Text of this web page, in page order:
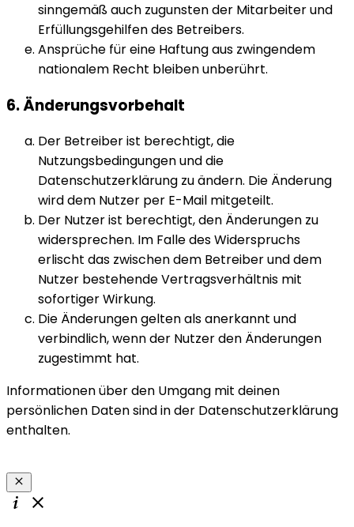
sinngemäß auch zugunsten der Mitarbeiter und
Erfüllungsgehilfen des Betreibers.
Ansprüche für eine Haftung aus zwingendem
nationalem Recht bleiben unberührt.
6. Änderungsvorbehalt
Der Betreiber ist berechtigt, die
Nutzungsbedingungen und die
Datenschutzerklärung zu ändern. Die Änderung
wird dem Nutzer per E-Mail mitgeteilt.
Der Nutzer ist berechtigt, den Änderungen zu
widersprechen. Im Falle des Widerspruchs
erlischt das zwischen dem Betreiber und dem
Nutzer bestehende Vertragsverhältnis mit
sofortiger Wirkung.
Die Änderungen gelten als anerkannt und
verbindlich, wenn der Nutzer den Änderungen
zugestimmt hat.
Informationen über den Umgang mit deinen
persönlichen Daten sind in der Datenschutzerklärung
enthalten.